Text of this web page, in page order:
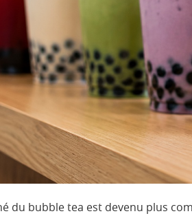
du bubble tea est devenu plus